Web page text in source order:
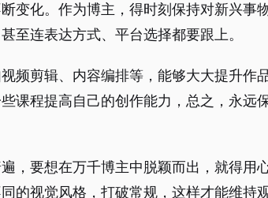
变化。作为博主，得时刻保持对新兴事
至连表达方式、平台选择都要跟上。
频剪辑、内容编排等，能够大大提升作
课程提高自己的创作能力，总之，永远
，要想在万千博主中脱颖而出，就得用
的视觉风格，打破常规，这样才能维持